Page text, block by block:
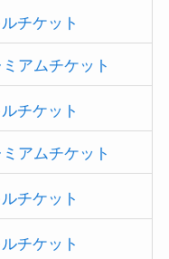
チケット
アムチケット
チケット
アムチケット
チケット
チケット